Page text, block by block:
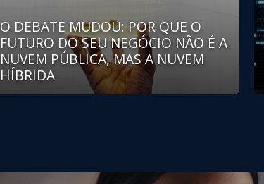
O DEBATE MUDOU: POR QUE O
FUTURO DO SEU NEGÓCIO NÃO É A
NUVEM PÚBLICA, MAS A NUVEM
HÍBRIDA